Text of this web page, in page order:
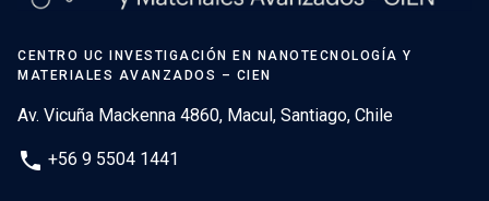
CENTRO UC INVESTIGACIÓN EN NANOTECNOLOGÍA Y
MATERIALES AVANZADOS – CIEN
Av. Vicuña Mackenna 4860, Macul, Santiago, Chile
phone +56 9 5504 1441